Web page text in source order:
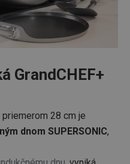
GrandCHEF+
priemerom 28 cm je
dnom SUPERSONIC,